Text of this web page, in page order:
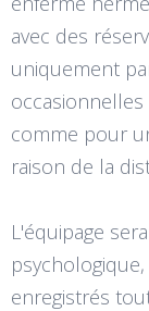
avec des
uniquement
comme pour
raison de la
L'équipage
enregistrés